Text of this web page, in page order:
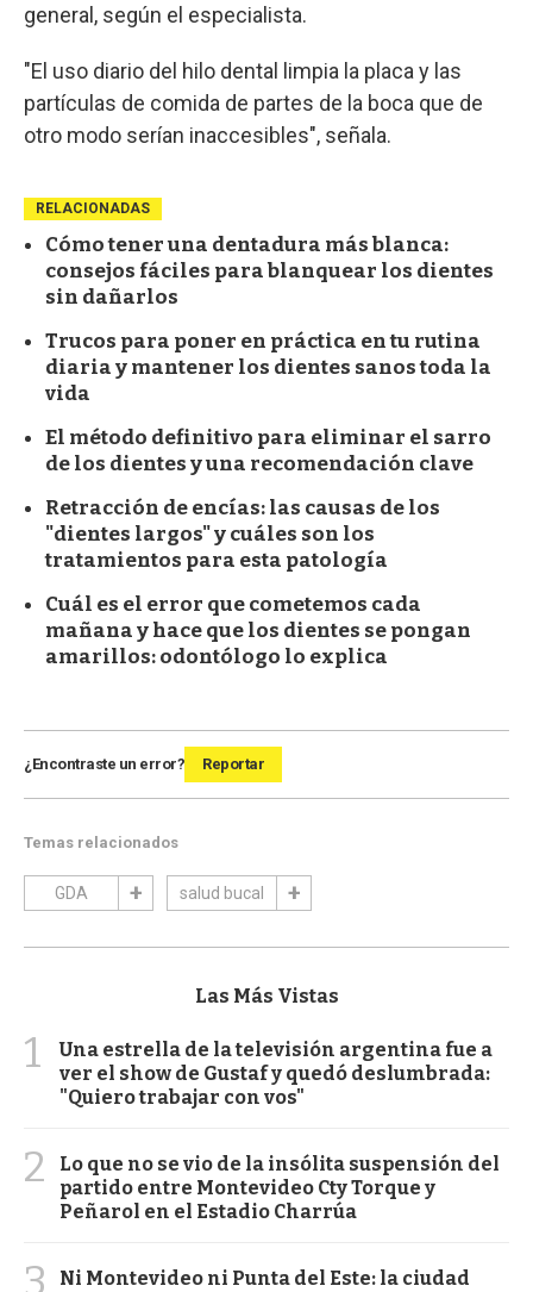
general, según el especialista.
"El uso diario del hilo dental limpia la placa y las
partículas de comida de partes de la boca que de
otro modo serían inaccesibles", señala.
RELACIONADAS
Cómo tener una dentadura más blanca:
consejos fáciles para blanquear los dientes
sin dañarlos
Trucos para poner en práctica en tu rutina
diaria y mantener los dientes sanos toda la
vida
El método definitivo para eliminar el sarro
de los dientes y una recomendación clave
Retracción de encías: las causas de los
"dientes largos" y cuáles son los
tratamientos para esta patología
Cuál es el error que cometemos cada
mañana y hace que los dientes se pongan
amarillos: odontólogo lo explica
¿Encontraste un error? Reportar
Temas relacionados
GDA salud bucal
Las Más Vistas
1
Una estrella de la televisión argentina fue a
ver el show de Gustaf y quedó deslumbrada:
"Quiero trabajar con vos"
2
Lo que no se vio de la insólita suspensión del
partido entre Montevideo Cty Torque y
Peñarol en el Estadio Charrúa
3
Ni Montevideo ni Punta del Este: la ciudad